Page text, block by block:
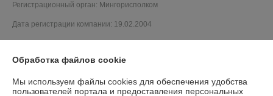
Регистрационный орган: Мингорисполком
Дата регистрации компании: 19.02.2004
Обработка файлов cookie
Мы используем файлы cookies для обеспечения удобства
пользователей портала и предоставления персональных